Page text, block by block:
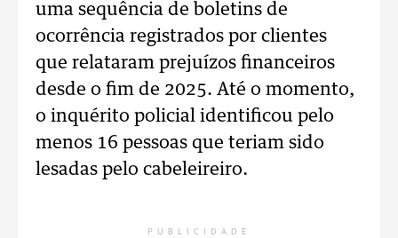
uma sequência de boletins de
ocorrência registrados por clientes
que relataram prejuízos financeiros
desde o fim de 2025. Até o momento,
o inquérito policial identificou pelo
menos 16 pessoas que teriam sido
lesadas pelo cabeleireiro.
PUBLICIDADE